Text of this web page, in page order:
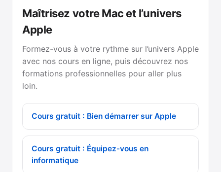
Maîtrisez votre Mac et l’univers
Apple
Formez-vous à votre rythme sur l’univers Apple
avec nos cours en ligne, puis découvrez nos
formations professionnelles pour aller plus
loin.
Cours gratuit : Bien démarrer sur Apple
Cours gratuit : Équipez-vous en
informatique